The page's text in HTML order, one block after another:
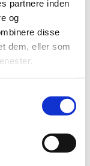
partnere inden
og
disse
dem, eller som